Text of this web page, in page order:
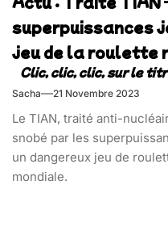
superpuissances
jeu de la roulette
Sacha 21 Novembre 2023
Le TIAN, traité anti-
snobé par les
un dangereux jeu de
mondiale.